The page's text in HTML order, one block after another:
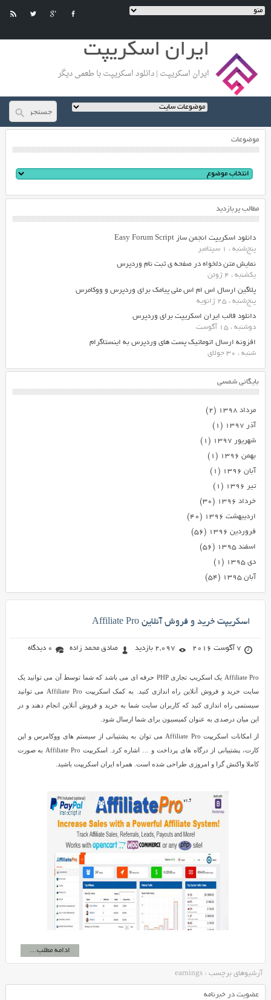
ایران اسکریپت
ایران اسکریپت | دانلود اسکریپت با طعمی دیگر
موضوعات
مطالب پربازدید
دانلود اسکریپت انجمن ساز Easy Forum Script
پنج‌شنبه ، 1 سپتامبر
نمایش متن دلخواه در صفحه ی ثبت نام وردپرس
یکشنبه ، 4 ژوئن
پلاگین ارسال اس ام اس ملی پیامک برای وردپرس و ووکامرس
پنج‌شنبه ، 25 ژانویه
دانلود قالب ایران اسکریپت برای وردپرس
دوشنبه ، 15 آگوست
افزونه ارسال اتوماتیک پست های وردپرس به اینستاگرام
شنبه ، 30 جولای
بایگانی شمسی
مرداد ۱۳۹۸
(۲)
آذر ۱۳۹۷
(۱)
شهریور ۱۳۹۷
(۱)
بهمن ۱۳۹۶
(۱)
آبان ۱۳۹۶
(۱)
تیر ۱۳۹۶
(۱)
خرداد ۱۳۹۶
(۳۰)
اردیبهشت ۱۳۹۶
(۴۰)
فروردین ۱۳۹۶
(۵۶)
اسفند ۱۳۹۵
(۵۶)
دی ۱۳۹۵
(۱)
آبان ۱۳۹۵
(۵۴)
اسکریپت خرید و فروش آنلاین Affiliate Pro
7 آگوست 2016 2,097 بازدید صادق محمد زاده 0 دیدگاه
Affiliate Pro یک اسکریپ تجاری PHP حرفه ای می باشد که شما توسط آن می توانید یک
سایت خرید و فروش آنلاین راه اندازی کنید. به کمک اسکریپت Affiliate Pro می توانید
سیستمی راه اندازی کنید که کاربران سایت شما به خرید و فروش آنلاین انجام دهند و در
این میان درصدی به عنوان کمیسیون برای شما ارسال شود.
از امکانات اسکریپت Affiliate Pro می توان به پشتیبانی از سیستم های ووکامرس و اپن
کارت، پشتیبانی از درگاه های پرداخت و … اشاره کرد. اسکریپت Affiliate Pro به صورت
کاملا واکنش گرا و امروزی طراحی شده است. همراه ایران اسکریپت باشید.
ادامه مطلب...
آرشیوهای برچسب : earnings
عضویت در خبرنامه